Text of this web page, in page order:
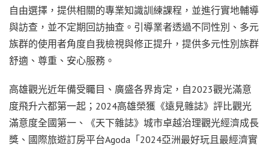
自由選擇，提供相關的專業知識訓練課程，並進行實地輔導
與訪查，並不定期回訪抽查。引導業者透過不同性別、多元
族群的使用者角度自我檢視與修正提升，提供多元性別族群
舒適、尊重、安心服務。
高雄觀光近年備受矚目、廣盛各界肯定，自2023觀光滿意
度飛升六都第一起；2024高雄榮獲《遠見雜誌》評比觀光
滿意度全國第一、《天下雜誌》城市卓越治理觀光經濟成長
獎、國際旅遊訂房平台Agoda「2024亞洲最好玩且最經濟實